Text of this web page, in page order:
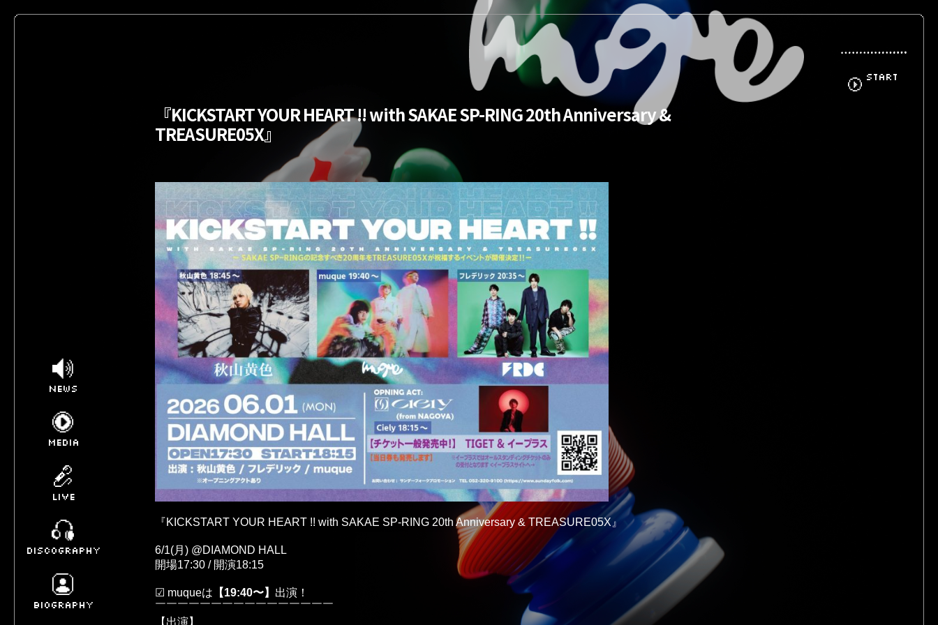
NEWS
MEDIA
LIVE
DISCOGRAPHY
BIOGRAPHY
START
『KICKSTART YOUR HEART !! with SAKAE SP-RING 20th Anniversary &
TREASURE05X』
『KICKSTART YOUR HEART !!
6/1(月) @DIAMOND HALL
開場17:30 / 開演18:15
☑︎ muqueは 【19:40〜】 出演！
【出演】